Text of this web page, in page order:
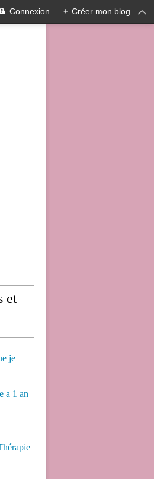
Connexion + Créer mon blog
et
je
a 1 an